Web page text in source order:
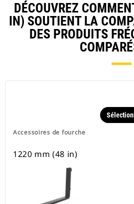
DÉCOUVREZ
IN) SOUTIENT LA
DES PRODUITS
Accessoires de fourche
1220 mm (48 in)